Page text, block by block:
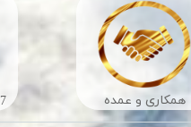
7 روز ضمانت بازگشت ​​همکاری و عمده